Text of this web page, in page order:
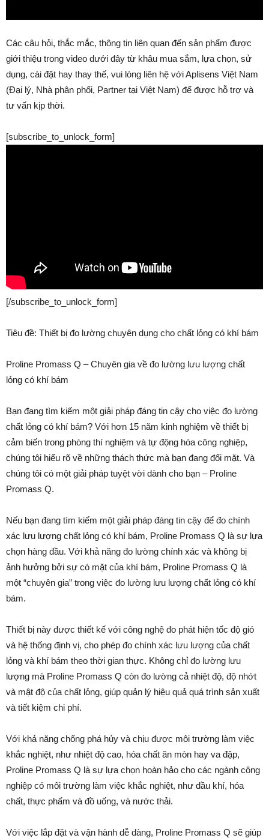
Các câu hỏi, thắc mắc, thông tin liên quan đến sản phẩm được
giới thiệu trong video dưới đây từ khâu mua sắm, lựa chọn, sử
dụng, cài đặt hay thay thế, vui lòng liên hệ với Aplisens Việt Nam
(Đại lý, Nhà phân phối, Partner tại Việt Nam) để được hỗ trợ và
tư vấn kịp thời.
[subscribe_to_unlock_form]
[/subscribe_to_unlock_form]
Tiêu đề: Thiết bị đo lường chuyên dụng cho chất lỏng có khí bám
Proline Promass Q – Chuyên gia về đo lường lưu lượng chất
lỏng có khí bám
Bạn đang tìm kiếm một giải pháp đáng tin cậy cho việc đo lường
chất lỏng có khí bám? Với hơn 15 năm kinh nghiệm về thiết bị
cảm biến trong phòng thí nghiệm và tự động hóa công nghiệp,
chúng tôi hiểu rõ về những thách thức mà bạn đang đối mặt. Và
chúng tôi có một giải pháp tuyệt vời dành cho bạn – Proline
Promass Q.
Nếu bạn đang tìm kiếm một giải pháp đáng tin cậy để đo chính
xác lưu lượng chất lỏng có khí bám, Proline Promass Q là sự lựa
chọn hàng đầu. Với khả năng đo lường chính xác và không bị
ảnh hưởng bởi sự có mặt của khí bám, Proline Promass Q là
một “chuyên gia” trong việc đo lường lưu lượng chất lỏng có khí
bám.
Thiết bị này được thiết kế với công nghệ đo phát hiện tốc độ gió
và hệ thống định vị, cho phép đo chính xác lưu lượng của chất
lỏng và khí bám theo thời gian thực. Không chỉ đo lường lưu
lượng mà Proline Promass Q còn đo lường cả nhiệt độ, độ nhớt
và mật độ của chất lỏng, giúp quản lý hiệu quả quá trình sản xuất
và tiết kiệm chi phí.
Với khả năng chống phá hủy và chịu được môi trường làm việc
khắc nghiệt, như nhiệt độ cao, hóa chất ăn mòn hay va đập,
Proline Promass Q là sự lựa chọn hoàn hảo cho các ngành công
nghiệp có môi trường làm việc khắc nghiệt, như dầu khí, hóa
chất, thực phẩm và đồ uống, và nước thải.
Với việc lắp đặt và vận hành dễ dàng, Proline Promass Q sẽ giúp